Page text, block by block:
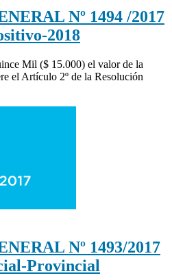
Nº 1494 /2017
2018
Mil ($ 15.000) el valor de la
el Artículo 2º de la Resolución
Nº 1493/2017
Provincial